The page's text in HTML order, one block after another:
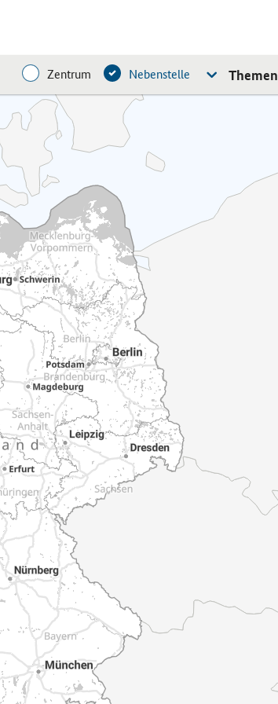
Zentrum Nebenstelle Themen